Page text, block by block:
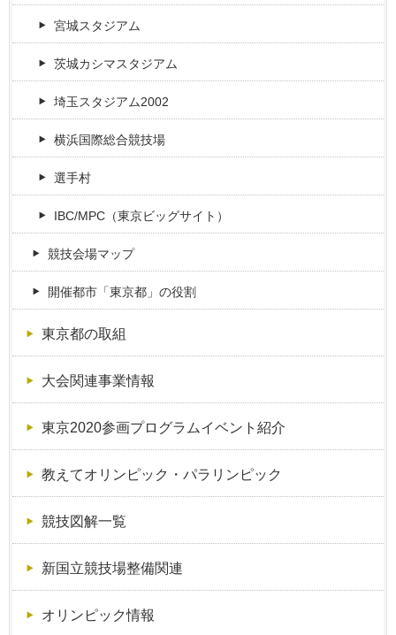
宮城スタジアム
茨城カシマスタジアム
埼玉スタジアム2002
横浜国際総合競技場
選手村
IBC/MPC（東京ビッグサイト）
競技会場マップ
開催都市「東京都」の役割
東京都の取組
大会関連事業情報
東京2020参画プログラムイベント紹介
教えてオリンピック・パラリンピック
競技図解一覧
新国立競技場整備関連
オリンピック情報